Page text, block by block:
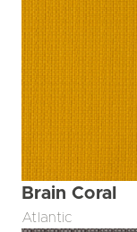
Brain Coral
Atlantic